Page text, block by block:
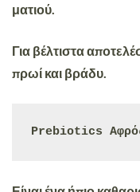
ματιού.
Για βέλτιστα
πρωί και βράδυ.
Prebiotics